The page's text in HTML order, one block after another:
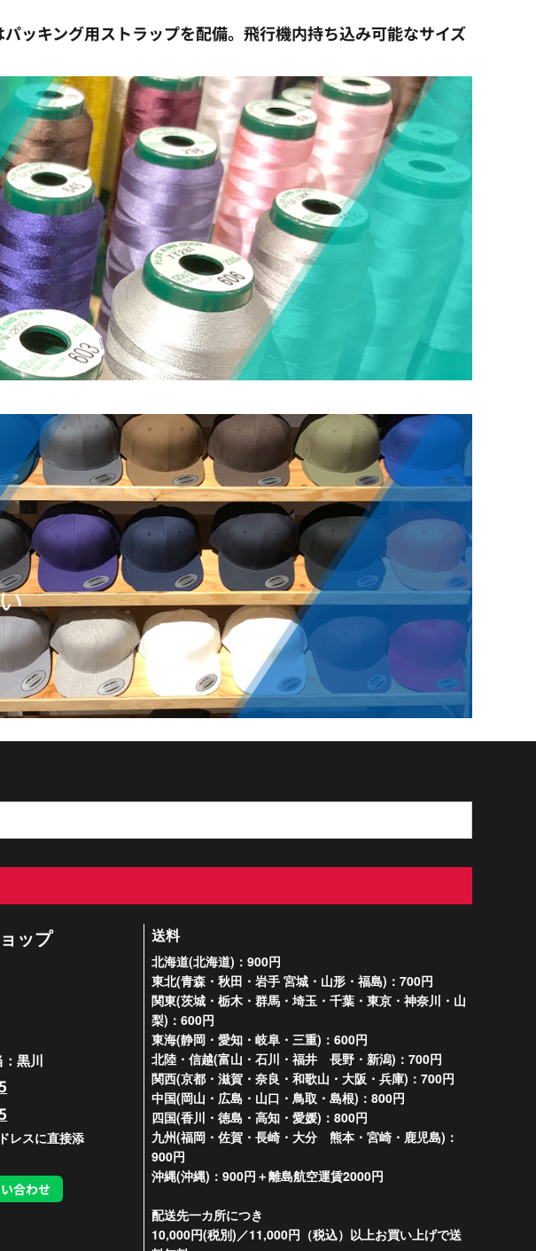
ッキング用ストラップを配備。飛行機内持ち込み可能なサイズ
ップ
黒川
レスに直接添
合わせ
送料
北海道(北海道)：900円
東北(青森・秋田・岩手 宮城・山形・福島)：700円
関東(茨城・栃木・群馬・埼玉・千葉・東京・神奈川・山
梨)：600円
東海(静岡・愛知・岐阜・三重)：600円
北陸・信越(富山・石川・福井 長野・新潟)：700円
関西(京都・滋賀・奈良・和歌山・大阪・兵庫)：700円
中国(岡山・広島・山口・鳥取・島根)：800円
四国(香川・徳島・高知・愛媛)：800円
九州(福岡・佐賀・長崎・大分 熊本・宮崎・鹿児島)：
900円
沖縄(沖縄)：900円＋離島航空運賃2000円
配送先一カ所につき
10,000円(税別)／11,000円（税込）以上お買い上げで送